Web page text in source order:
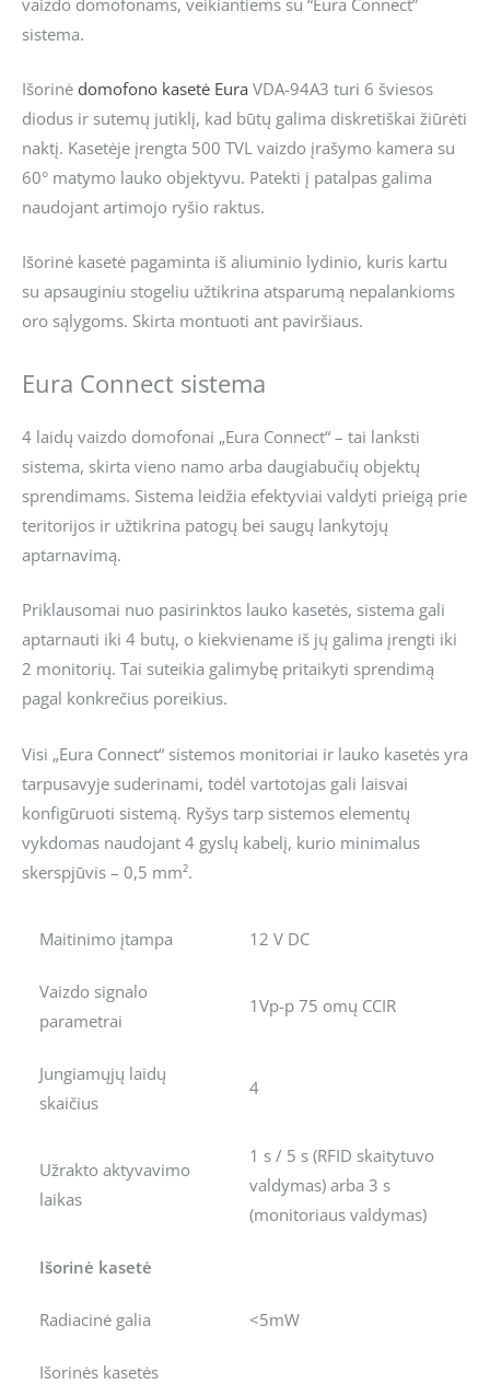
sistema.
Išorinė domofono kasetė Eura VDA-94A3 turi 6 šviesos
diodus ir sutemų jutiklį, kad būtų galima diskretiškai žiūrėti
naktį. Kasetėje įrengta 500 TVL vaizdo įrašymo kamera su
60° matymo lauko objektyvu. Patekti į patalpas galima
naudojant artimojo ryšio raktus.
Išorinė kasetė pagaminta iš aliuminio lydinio, kuris kartu
su apsauginiu stogeliu užtikrina atsparumą nepalankioms
oro sąlygoms. Skirta montuoti ant paviršiaus.
Eura Connect sistema
4 laidų vaizdo domofonai „Eura Connect“ – tai lanksti
sistema, skirta vieno namo arba daugiabučių objektų
sprendimams. Sistema leidžia efektyviai valdyti prieigą prie
teritorijos ir užtikrina patogų bei saugų lankytojų
aptarnavimą.
Priklausomai nuo pasirinktos lauko kasetės, sistema gali
aptarnauti iki 4 butų, o kiekviename iš jų galima įrengti iki
2 monitorių. Tai suteikia galimybę pritaikyti sprendimą
pagal konkrečius poreikius.
Visi „Eura Connect“ sistemos monitoriai ir lauko kasetės yra
tarpusavyje suderinami, todėl vartotojas gali laisvai
konfigūruoti sistemą. Ryšys tarp sistemos elementų
vykdomas naudojant 4 gyslų kabelį, kurio minimalus
skerspjūvis – 0,5 mm².
Maitinimo įtampa 12 V DC
Vaizdo signalo
parametrai
1Vp-p 75 omų CCIR
Jungiamųjų laidų
skaičius
4
Užrakto aktyvavimo
laikas
1 s / 5 s (RFID skaitytuvo
valdymas) arba 3 s
(monitoriaus valdymas)
Išorinė kasetė
Radiacinė galia <5mW
Išorinės kasetės